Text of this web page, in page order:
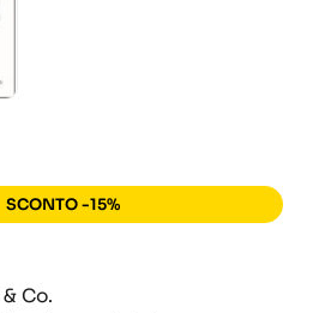
SCONTO -15%
Co.